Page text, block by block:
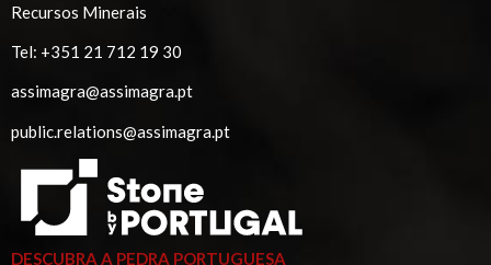
Recursos Minerais
Tel: +351 21 712 19 30
assimagra@assimagra.pt
public.relations@assimagra.pt
DESCUBRA A PEDRA PORTUGUESA